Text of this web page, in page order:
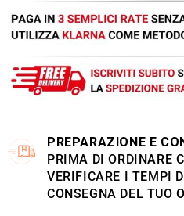
PREPARAZIONE E
PRIMA DI ORDINARE
VERIFICARE I TEMPI
CONSEGNA DEL TUO